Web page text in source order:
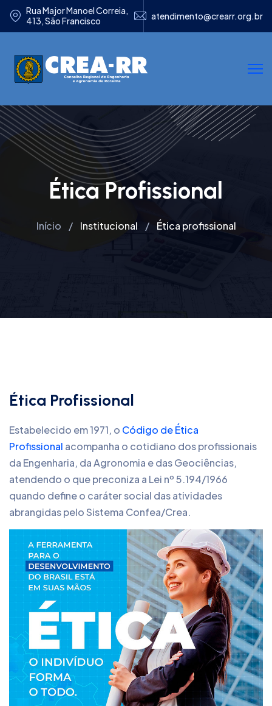
Rua Major Manoel Correia,
413, São Francisco
atendimento@crearr.org.br
Ética Profissional
Início Institucional Ética profissional
Ética Profissional
Estabelecido em 1971, o Código de Ética
Profissional acompanha o cotidiano dos profissionais
da Engenharia, da Agronomia e das Geociências,
atendendo o que preconiza a Lei nº 5.194/1966
quando define o caráter social das atividades
abrangidas pelo Sistema Confea/Crea.